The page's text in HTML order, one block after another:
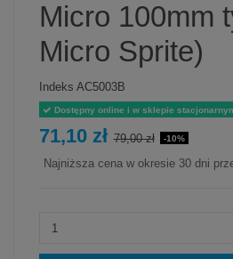
Micro 100mm
Micro Sprite)
Indeks AC5003B
Dostępny online i w sklepie
71,10 zł 79,00 zł -10%
Najniższa cena w okresie 30 dni